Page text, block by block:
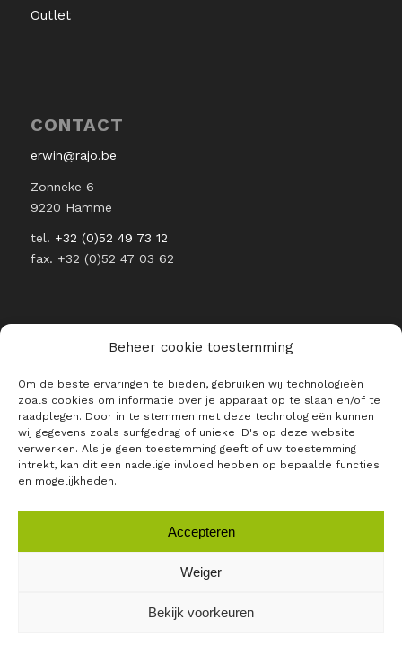
Beheer cookie toestemming
Om de beste ervaringen te bieden, gebruiken wij technologieën
zoals cookies om informatie over je apparaat op te slaan en/of te
raadplegen. Door in te stemmen met deze technologieën kunnen
wij gegevens zoals surfgedrag of unieke ID's op deze website
verwerken. Als je geen toestemming geeft of uw toestemming
intrekt, kan dit een nadelige invloed hebben op bepaalde functies
en mogelijkheden.
Accepteren
Weiger
Bekijk voorkeuren
Outlet
CONTACT
erwin@rajo.be
Zonneke 6
9220 Hamme
tel. +32 (0)52 49 73 12
fax. +32 (0)52 47 03 62
RESTEZ INFORMÉ DE L’ACTUALITÉ
DE RAJO
E-mail *